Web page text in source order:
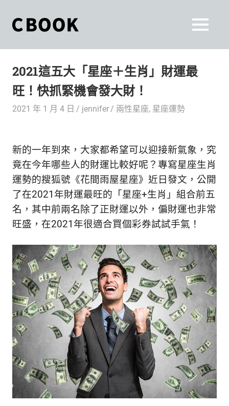
content
和
你
一
活
出
自
己
的
生
活
態
度
World.」
是
近
你/
妳
生
活
的
雜
誌。
精
采
豐
富
的
時
尚
潮
流、
生
活
旅
遊、
兩
MENU
2021這五大「星座＋生肖」財運最
旺！快抓緊機會發大財！
2021 年 1 月 4 日 jennifer 兩性星座, 星座運勢
新的一年到來，大家都希望可以迎接新氣象，究
竟在今年哪些人的財運比較好呢？專寫星座生肖
運勢的搜狐號《花間雨屋星座》近日發文，公開
了在2021年財運最旺的「星座+生肖」組合前五
名，其中前兩名除了正財運以外，偏財運也非常
旺盛，在2021年很適合買個彩券試試手氣！